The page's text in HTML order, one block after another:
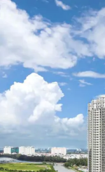
Góc nhìn luật gia
Hồ sơ điều tra
Tiếng nói công dân
An ninh - Hình sự
INFOCUS